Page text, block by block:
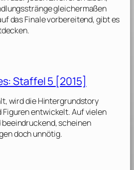
gleichermaßen
das Finale vorbereitend, gibt es
Staffel 5 [2015]
wird die Hintergrundstory
entwickelt. Auf vielen
beeindruckend, scheinen
doch unnötig.